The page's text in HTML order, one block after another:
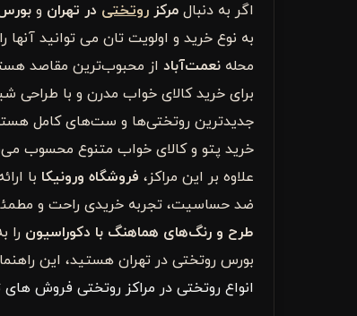
اگر به دنبال مرکز روتختی در تهران و
به نوع خرید و اولویت تان می توانید
محله نعمت‌آباداز محبوب‌ترین مقاصد
برای خرید کالای خواب مدرن و با طراحی
جدیدترین روتختی‌ها و ست‌های کامل
خرید پتو و کالای خواب متنوع محسوب
علاوه بر این مراکز، فروشگاه ورونیکا با
ضد حساسیت، تجربه خریدی راحت و مطمئن
طرح و رنگ‌های هماهنگ با دکوراسیون را
بورس روتختی در تهران هستید، این
انواع روتختی در مراکز روتختی فروش های